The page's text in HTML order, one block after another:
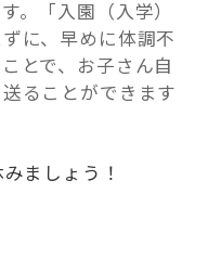
。「入園（入学）
に、早めに体調不
とで、お子さん自
ることができます
ましょう！